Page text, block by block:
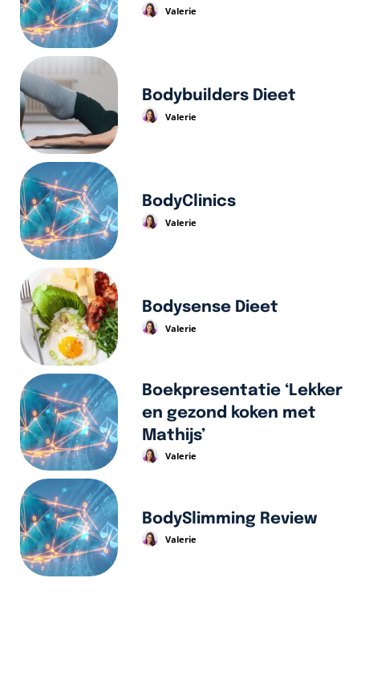
Valerie
Bodybuilders Dieet
Valerie
BodyClinics
Valerie
Bodysense Dieet
Valerie
Boekpresentatie ‘Lekker
en gezond koken met
Mathijs’
Valerie
BodySlimming Review
Valerie